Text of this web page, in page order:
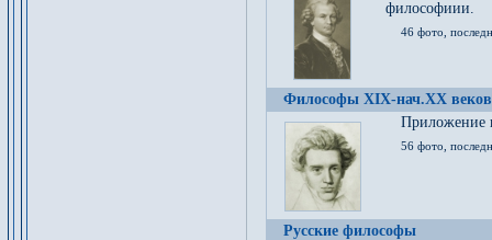
философиии.
46 фото,
Философы XIX-нач.XX веков
Приложение
56 фото,
Русские философы